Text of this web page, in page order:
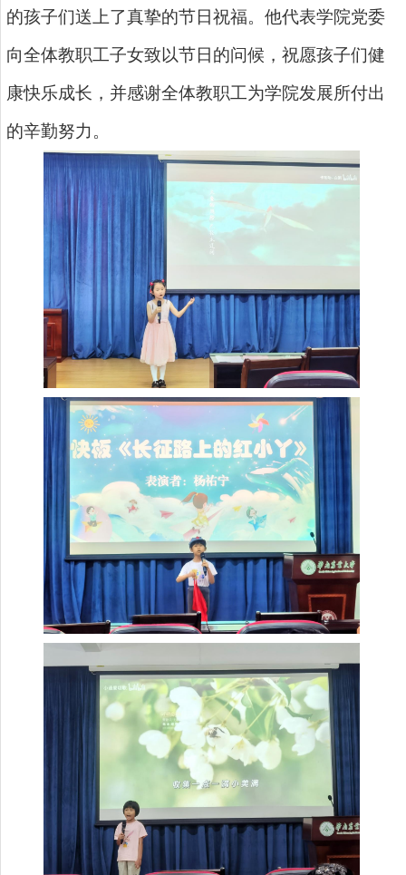
的孩子们送上了真挚的节日祝福。他代表学院党委
向全体教职工子女致以节日的问候，祝愿孩子们健
康快乐成长，并感谢全体教职工为学院发展所付出
的辛勤努力。